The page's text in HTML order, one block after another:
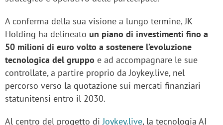
A conferma della sua visione a lungo termine, JK
Holding ha delineato un piano di investimenti fino a
50 milioni di euro volto a sostenere l’evoluzione
tecnologica del gruppo e ad accompagnare le sue
controllate, a partire proprio da Joykey.live, nel
percorso verso la quotazione sui mercati finanziari
statunitensi entro il 2030.
Al centro del progetto diJoykey.live, la tecnologia AI